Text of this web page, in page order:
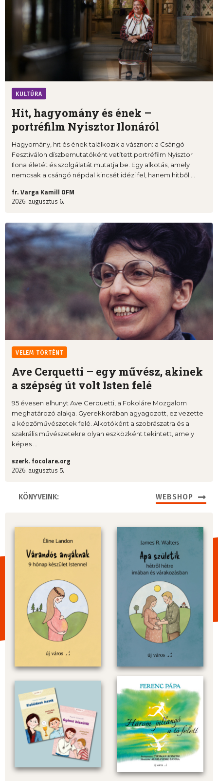
KULTÚRA
Hit, hagyomány és ének –
portréfilm Nyisztor Ilonáról
Hagyomány, hit és ének találkozik a vásznon: a Csángó
Fesztiválon díszbemutatóként vetített portréfilm Nyisztor
Ilona életét és szolgálatát mutatja be. Egy alkotás, amely
nemcsak a csángó népdal kincsét idézi fel, hanem hitből ...
fr. Varga Kamill OFM
2026. augusztus 6.
VELEM TÖRTÉNT
Ave Cerquetti – egy művész, akinek
a szépség út volt Isten felé
95 évesen elhunyt Ave Cerquetti, a Fokoláre Mozgalom
meghatározó alakja. Gyerekkorában agyagozott, ez vezette
a képzőművészetek felé. Alkotóként a szobrászatra és a
szakrális művészetekre olyan eszközként tekintett, amely
képes ...
szerk. focolare.org
2026. augusztus 5.
KÖNYVEINK: WEBSHOP